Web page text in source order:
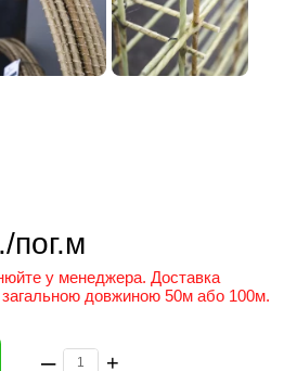
пог.м
у менеджера. Доставка
загальною довжиною 50м або 100м.
– +